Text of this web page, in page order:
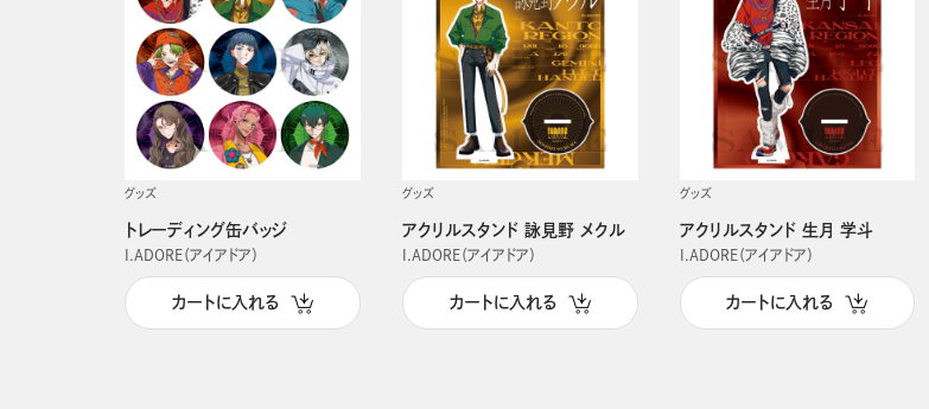
グッズ
トレーディング缶バッジ
I.ADORE（アイアドア）
カートに入れる
グッズ
アクリルスタンド 詠見野 メクル
I.ADORE（アイアドア）
カートに入れる
グッズ
アクリルスタンド 生月 学斗
I.ADORE（アイアドア）
カートに入れる